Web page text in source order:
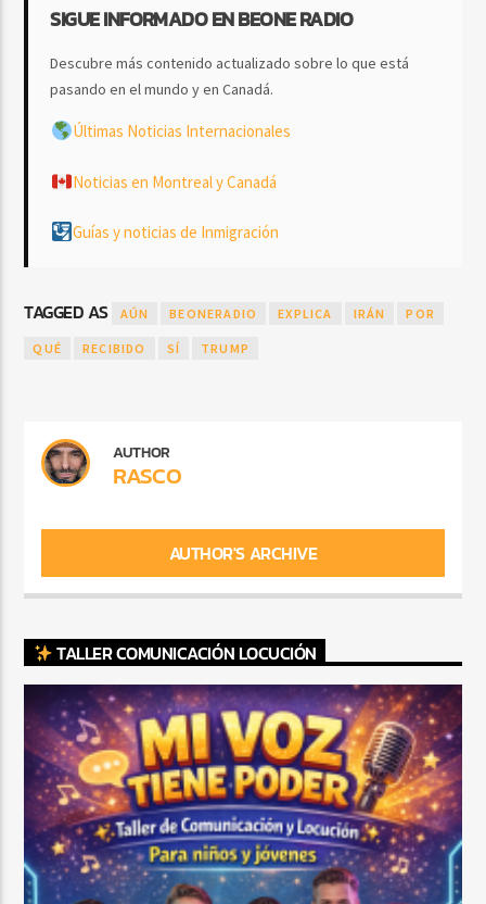
SIGUE INFORMADO EN BEONE RADIO
Descubre más contenido actualizado sobre lo que está
pasando en el mundo y en Canadá.
Últimas Noticias Internacionales
Noticias en Montreal y Canadá
Guías y noticias de Inmigración
TAGGED AS AÚN BEONERADIO EXPLICA IRÁN POR
QUÉ RECIBIDO SÍ TRUMP
AUTHOR
RASCO
AUTHOR'S ARCHIVE
TALLER COMUNICACIÓN LOCUCIÓN